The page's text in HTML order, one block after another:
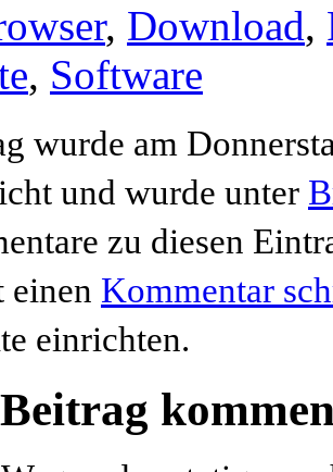
, Download,
, Software
wurde am
und wurde unter
zu diesen
einen Kommentar
einrichten.